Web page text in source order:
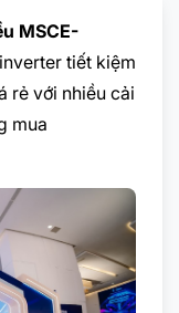
MSCE-
tiết kiệm
rẻvới nhiều cải
mua